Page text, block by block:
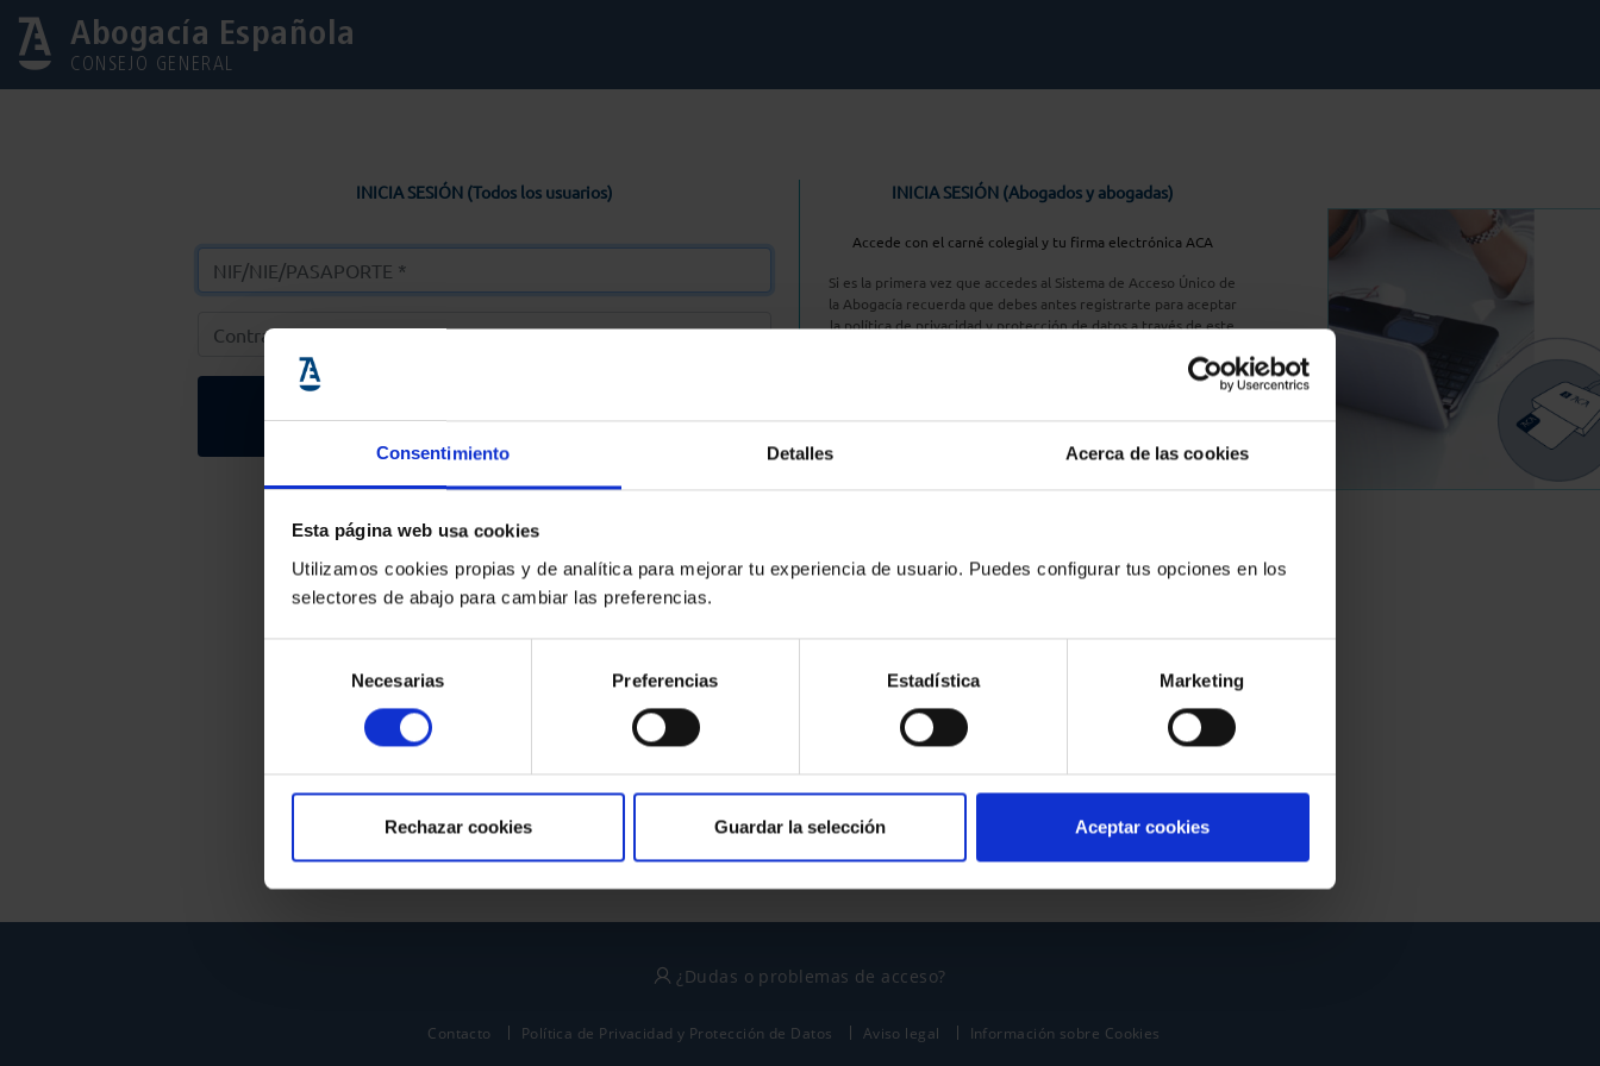
Consentimiento Detalles Acerca de las cookies
Esta página web usa cookies
Utilizamos cookies propias y de analítica para mejorar tu experiencia de usuario. Puedes configurar tus opciones en los
selectores de abajo para cambiar las preferencias.
consentimiento
Necesarias Preferencias Estadística Marketing
Rechazar cookies Guardar la selección Aceptar cookies
Abogacía Española
CONSEJO GENERAL
INICIA SESIÓN (Todos los usuarios)
Entrar
Solicitar Contraseña
INICIA SESIÓN (Abogados y abogadas)
Accede con el carné colegial y tu firma electrónica ACA
Si es la primera vez que accedes al Sistema de Acceso Único de
la Abogacía recuerda que debes antes registrarte para aceptar
la política de privacidad y protección de datos a través de este
Entrar con ACA Plus
¿No tienes cuenta?
política de privacidad
y términos del servicio
¿Dudas o problemas de acceso?
Contacto Política de Privacidad y Protección de Datos Aviso legal Información sobre Cookies